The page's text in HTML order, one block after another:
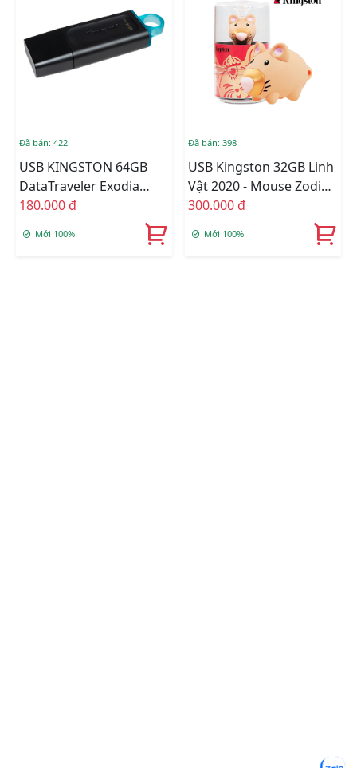
Đã bán: 422
USB KINGSTON 64GB
DataTraveler Exodia
DTX/64GB (USB 3.2)
180.000 đ
Mới 100%
Đã bán: 398
USB Kingston 32GB Linh
Vật 2020 - Mouse Zodiac
USB 3.1
300.000 đ
Mới 100%